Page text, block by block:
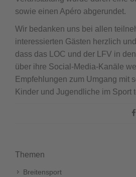
sowie einen Apéro abgerundet.
Wir bedanken uns bei allen
interessierten Gästen herzlich
dass das LOC und der LFV in
über ihre Social-Media-Kanäle
Empfehlungen zum Umgang mit
Kinder und Jugendliche im Sport
Themen
Breitensport